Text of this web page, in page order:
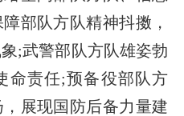
部队方队精神抖擞，
;武警部队方队雄姿勃
命责任;预备役部队方
展现国防后备力量建